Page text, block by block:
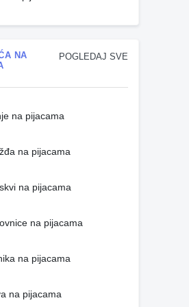
POGLEDAJ SVE
NA
na pijacama
na pijacama
na pijacama
na pijacama
na pijacama
na pijacama